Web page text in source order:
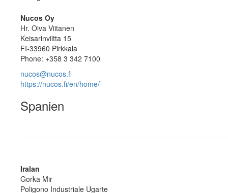
Nucos Oy
Hr. Oiva Viitanen
Keisarinviitta 15
FI-33960 Pirkkala
Phone: +358 3 342 7100
nucos@nucos.fi
https://nucos.fi/en/home/
Spanien
Iralan
Gorka Mir
Poligono Industriale Ugarte